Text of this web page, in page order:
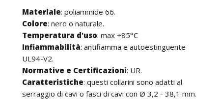
Materiale: poliammide 66.
Colore: nero o naturale.
Temperatura d'uso: max +85°C
Infiammabilità: antifiamma e autoestinguente
UL94-V2.
Normative e Certificazioni: UR.
Caratteristiche: questi collarini sono adatti al
serraggio di cavi o fasci di cavi con Ø 3,2 - 38,1 mm.